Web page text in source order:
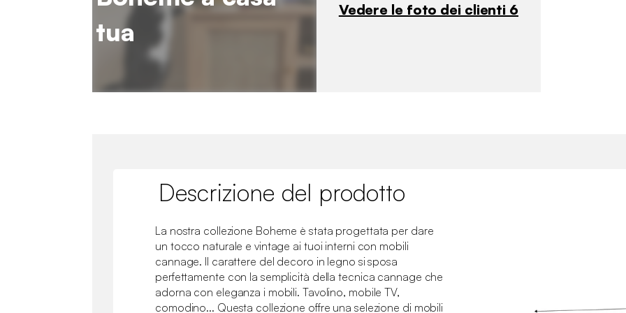
tua
Vedere le foto dei clienti 6
Descrizione del prodotto
La nostra collezione Boheme è stata progettata per dare
un tocco naturale e vintage ai tuoi interni con mobili
cannage. Il carattere del decoro in legno si sposa
perfettamente con la semplicità della tecnica cannage che
adorna con eleganza i mobili. Tavolino, mobile TV,
comodino... Questa collezione offre una selezione di mobili